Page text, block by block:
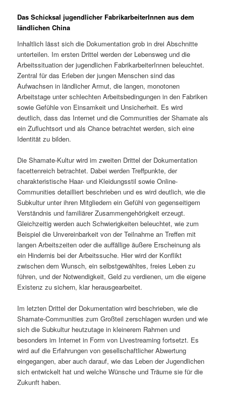
Das Schicksal jugendlicher FabrikarbeiterInnen aus dem
ländlichen China
Inhaltlich lässt sich die Dokumentation grob in drei Abschnitte
unterteilen. Im ersten Drittel werden der Lebensweg und die
Arbeitssituation der jugendlichen FabrikarbeiterInnen beleuchtet.
Zentral für das Erleben der jungen Menschen sind das
Aufwachsen in ländlicher Armut, die langen, monotonen
Arbeitstage unter schlechten Arbeitsbedingungen in den Fabriken
sowie Gefühle von Einsamkeit und Unsicherheit. Es wird
deutlich, dass das Internet und die Communities der Shamate als
ein Zufluchtsort und als Chance betrachtet werden, sich eine
Identität zu bilden.
Die Shamate-Kultur wird im zweiten Drittel der Dokumentation
facettenreich betrachtet. Dabei werden Treffpunkte, der
charakteristische Haar- und Kleidungsstil sowie Online-
Communities detailliert beschrieben und es wird deutlich, wie die
Subkultur unter ihren Mitgliedern ein Gefühl von gegenseitigem
Verständnis und familiärer Zusammengehörigkeit erzeugt.
Gleichzeitig werden auch Schwierigkeiten beleuchtet, wie zum
Beispiel die Unvereinbarkeit von der Teilnahme an Treffen mit
langen Arbeitszeiten oder die auffällige äußere Erscheinung als
ein Hindernis bei der Arbeitssuche. Hier wird der Konflikt
zwischen dem Wunsch, ein selbstgewähltes, freies Leben zu
führen, und der Notwendigkeit, Geld zu verdienen, um die eigene
Existenz zu sichern, klar herausgearbeitet.
Im letzten Drittel der Dokumentation wird beschrieben, wie die
Shamate-Communities zum Großteil zerschlagen wurden und wie
sich die Subkultur heutzutage in kleinerem Rahmen und
besonders im Internet in Form von Livestreaming fortsetzt. Es
wird auf die Erfahrungen von gesellschaftlicher Abwertung
eingegangen, aber auch darauf, wie das Leben der Jugendlichen
sich entwickelt hat und welche Wünsche und Träume sie für die
Zukunft haben.